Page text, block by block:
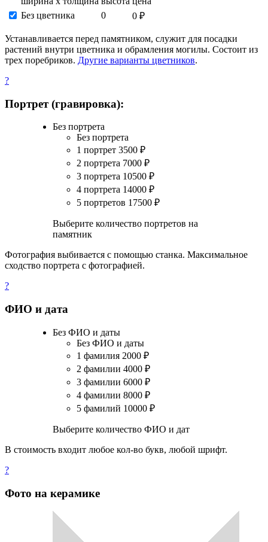
Без цветника
0 0 ₽
Устанавливается перед памятником, служит для посадки
растений внутри цветника и обрамления могилы. Состоит из
трех поребриков. Другие варианты цветников.
?
Портрет (гравировка):
Без портрета
Без портрета
1 портрет 3500 ₽
2 портрета 7000 ₽
3 портрета 10500 ₽
4 портрета 14000 ₽
5 портретов 17500 ₽
Выберите количество портретов на
памятник
Фотография выбивается с помощью станка. Максимальное
сходство портрета с фотографией.
?
ФИО и дата
Без ФИО и даты
Без ФИО и даты
1 фамилия 2000 ₽
2 фамилии 4000 ₽
3 фамилии 6000 ₽
4 фамилии 8000 ₽
5 фамилий 10000 ₽
Выберите количество ФИО и дат
В стоимость входит любое кол-во букв, любой шрифт.
?
Фото на керамике